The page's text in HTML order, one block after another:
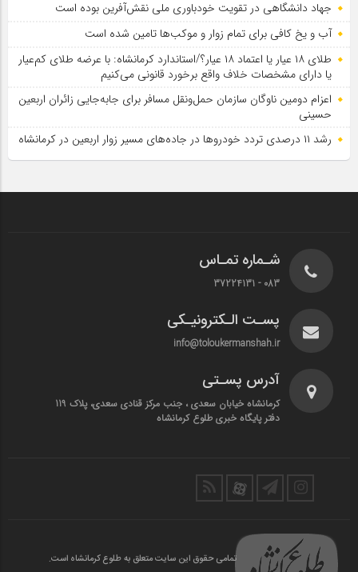
جهاد دانشگاهی در تقویت خودباوری ملی نقش‌آفرین بوده است
آب و یخ کافی برای تمام زوار و موکب‌ها تامین شده است
طلای ۱۸ عیار یا اعتماد ۱۸ عیار؟/استاندارد کرمانشاه: با عرضه طلای کم‌عیار
یا دارای مشخصات خلاف واقع برخورد قانونی می‌کنیم
اعزام دومین ناوگان سازمان حمل‌ونقل مسافر برای جابه‌جایی زائران اربعین
حسینی
رشد ۱۱ درصدی تردد خودروها در جاده‌های مسیر زوار اربعین در کرمانشاه
شـماره تمـاس
083 - 37224131
پسـت الـکترونیـکی
info@toloukermanshah.ir
آدرس پسـتی
کرمانشاه خیابان سعدی ، جنب مرکز قنادی سعدی، پلاک 119
دفتر پایگاه خبری طلوع کرمانشاه
تمامی حقوق این سایت متعلق به طلوع کرمانشاه است.